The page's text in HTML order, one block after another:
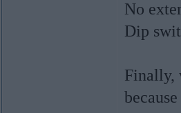
No
Dip
Finally,